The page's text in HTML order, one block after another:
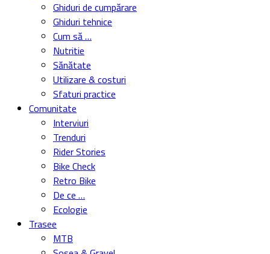
Ghiduri de cumpărare
Ghiduri tehnice
Cum să …
Nutritie
Sănătate
Utilizare & costuri
Sfaturi practice
Comunitate
Interviuri
Trenduri
Rider Stories
Bike Check
Retro Bike
De ce …
Ecologie
Trasee
MTB